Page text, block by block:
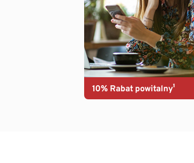
10% Rabat powitalny¹